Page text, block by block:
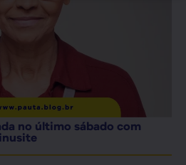
no último sábado com